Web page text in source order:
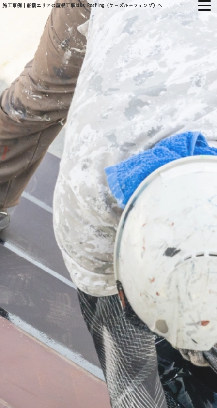
施工事例｜船橋エリアの屋根工事はKs Roofing（ケーズルーフィング）へ
㈱KS ROOFING
ホーム
当社について
会社概要
当社の強み
屋根工事
板金工事
サイディング工事
防水工事・雨樋工事
塗装工事